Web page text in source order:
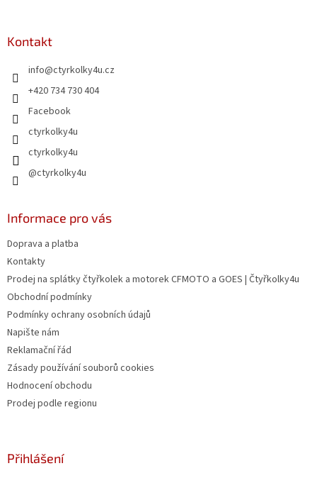
Kontakt
info@ctyrkolky4u.cz
+420 734 730 404
Facebook
ctyrkolky4u
ctyrkolky4u
@ctyrkolky4u
Informace pro vás
Doprava a platba
Kontakty
Prodej na splátky čtyřkolek a motorek CFMOTO a GOES | Čtyřkolky4u
Obchodní podmínky
Podmínky ochrany osobních údajů
Napište nám
Reklamační řád
Zásady používání souborů cookies
Hodnocení obchodu
Prodej podle regionu
Přihlášení